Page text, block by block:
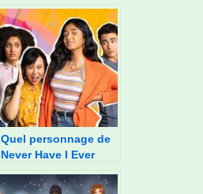
Quel personnage de
Never Have I Ever